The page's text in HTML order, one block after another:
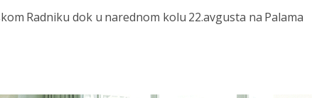
Radniku dok u narednom kolu 22.avgusta na Palama